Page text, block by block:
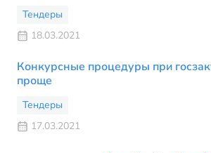
Тендеры
18.03.2021
Конкурсные процедуры при
проще
Тендеры
17.03.2021